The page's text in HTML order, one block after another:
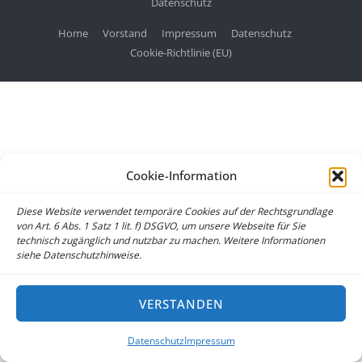
Cookie-Information
Diese Website verwendet temporäre Cookies auf der Rechtsgrundlage
von Art. 6 Abs. 1 Satz 1 lit. f) DSGVO, um unsere Webseite für Sie
technisch zugänglich und nutzbar zu machen. Weitere Informationen
siehe Datenschutzhinweise.
VERSTANDEN
DatenschutzImpressum
Home Vorstand Impressum
Datenschutz
Cookie-Richtlinie (EU)